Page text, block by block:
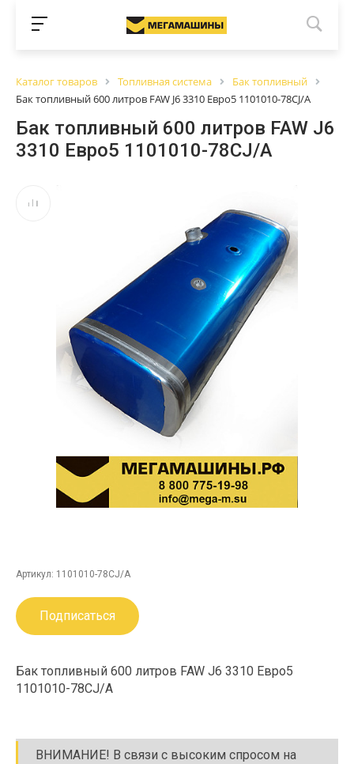
Каталог товаров Топливная система
Бак топливный
Бак топливный 600 литров FAW J6 3310 Евро5 1101010-78CJ/A
Бак топливный 600 литров FAW J6
3310 Евро5 1101010-78CJ/A
Артикул: 1101010-78CJ/A
Подписаться
Бак топливный 600 литров FAW J6 3310 Евро5
1101010-78CJ/A
ВНИМАНИЕ! В связи с высоким спросом на